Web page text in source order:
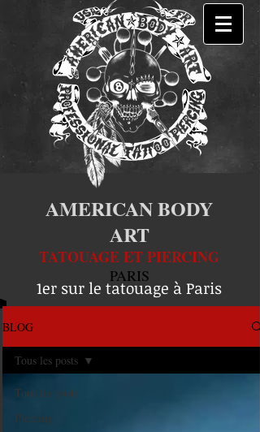
AMERICAN BODY
ART
TATOUAGE ET PIERCING
PARIS
1er sur le tatouage à Paris
BLOG
Tous les posts
Piercing
Tous les posts